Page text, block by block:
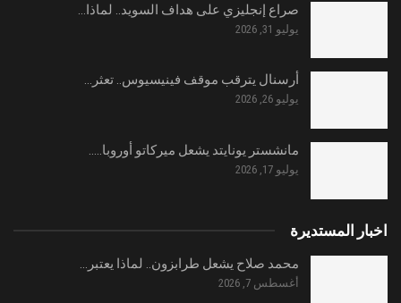
صراع إنجليزي على هداف السويد.. لماذا…
يوليو 31, 2026
أرسنال يترقب موقف فينيسيوس.. تعثر…
يوليو 26, 2026
مانشستر يونايتد يشعل ميركاتو أوروبا..…
يوليو 17, 2026
اخبار المستديرة
محمد صلاح يشعل طرابزون.. لماذا يعتبر…
أغسطس 7, 2026